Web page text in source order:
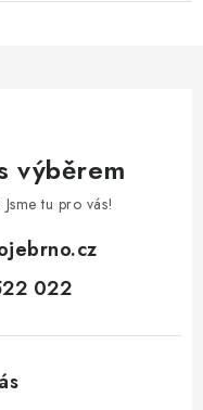
výběrem
tu pro vás!
022